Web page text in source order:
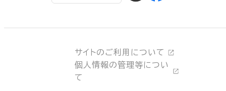
サイトのご利用について
個人情報の管理等につい
て